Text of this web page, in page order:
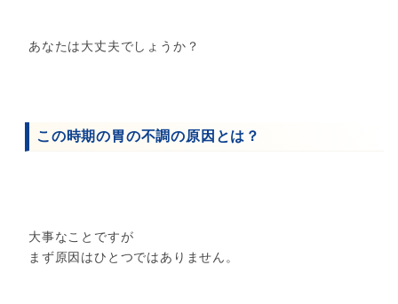
あなたは大丈夫でしょうか？
この時期の胃の不調の原因とは？
大事なことですが
まず原因はひとつではありません。